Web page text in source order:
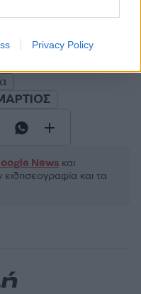
Privacy Policy
reCAPTCHA, ισχύουν
News και
ειδησεογραφία και τα